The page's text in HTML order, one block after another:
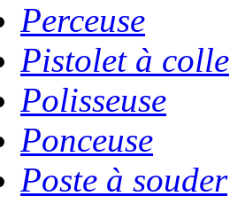
Perceuse
Pistolet à colle
Polisseuse
Ponceuse
Poste à souder